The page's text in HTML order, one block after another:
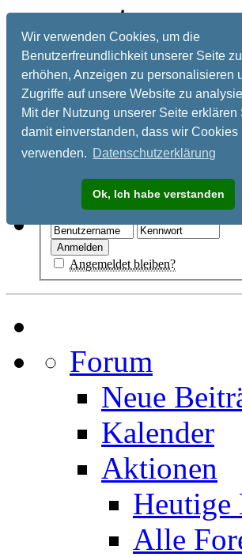
Wir verwenden Cookies, um die
Benutzerfreundlichkeit unserer Seite zu
erhöhen, Anzeigen zu personalisieren
Zugriffe auf unsere Website zu
Mit der Nutzung unserer Seite erklären
damit einverstanden, dass wir Cookies
verwenden. Datenschutzerklärung
Ok, Ich habe verstanden
Registrieren
Angemeldet bleiben?
Forum
Neue
Kalender
Aktionen
Heutige
Alle